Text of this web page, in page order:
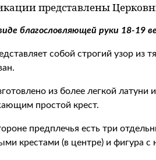
представлены
благословляющей руки 18-19
собой строгий узор
из более легкой
простой крест.
предплечья есть три
крестами (в центре) и фигура